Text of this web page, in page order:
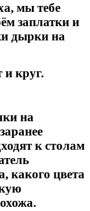
мы тебе
заплатки и
дырки на
и круг.
на
к столам
какого цвета